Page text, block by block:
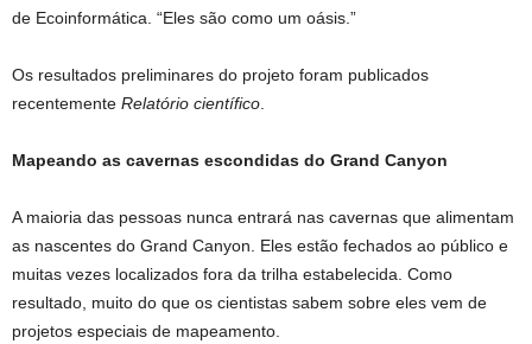
de Ecoinformática. “Eles são como um oásis.”
Os resultados preliminares do projeto foram publicados
recentemente Relatório científico
Mapeando as cavernas escondidas do Grand Canyon
A maioria das pessoas nunca entrará nas cavernas que alimentam
as nascentes do Grand Canyon. Eles estão fechados ao público e
muitas vezes localizados fora da trilha estabelecida. Como
resultado, muito do que os cientistas sabem sobre eles vem de
projetos especiais de mapeamento.